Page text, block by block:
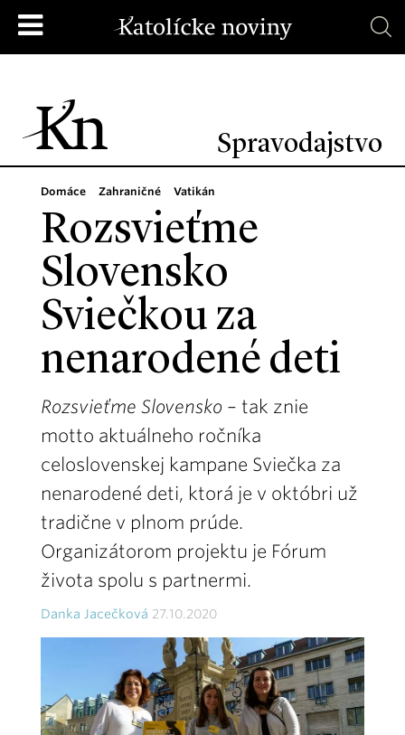
Spravodajstvo
Domáce Zahraničné Vatikán
Rozsvieťme
Slovensko
Sviečkou za
nenarodené deti
Rozsvieťme Slovensko – tak znie
motto aktuálneho ročníka
celoslovenskej kampane Sviečka za
nenarodené deti, ktorá je v októbri už
tradične v plnom prúde.
Organizátorom projektu je Fórum
života spolu s partnermi.
Danka Jacečková 27.10.2020